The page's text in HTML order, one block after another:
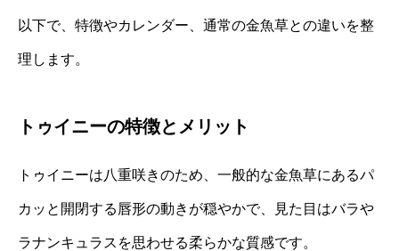
以下で、特徴やカレンダー、通常の金魚草との違いを整
理します。
トゥイニーの特徴とメリット
トゥイニーは八重咲きのため、一般的な金魚草にあるパ
カッと開閉する唇形の動きが穏やかで、見た目はバラや
ラナンキュラスを思わせる柔らかな質感です。